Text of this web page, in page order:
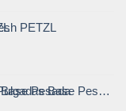
PETZL
Base Pesada